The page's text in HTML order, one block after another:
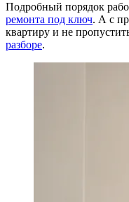
Подробный порядок
ремонта под ключ. А с
квартиру и не
разборе.